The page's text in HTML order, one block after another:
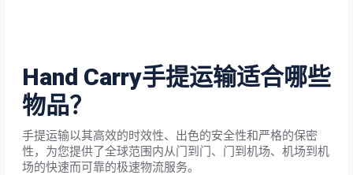
Hand Carry手提运输适合哪些
物品？
手提运输以其高效的时效性、出色的安全性和严格的保密
性，为您提供了全球范围内从门到门、门到机场、机场到机
场的快速而可靠的极速物流服务。